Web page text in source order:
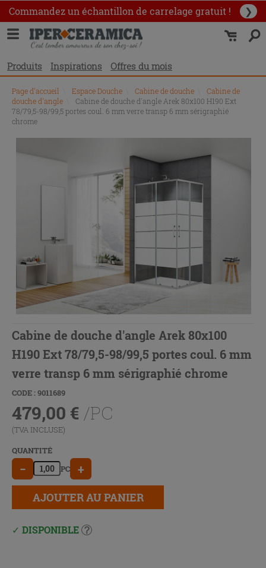
Commandez un échantillon de carrelage gratuit ! ❯
Produits Inspirations Offres du mois
Page d'accueil Espace Douche Cabine de douche
Cabine de
douche d'angle
Cabine de douche d'angle Arek 80x100 H190 Ext
78/79,5-98/99,5 portes coul. 6 mm verre transp 6 mm sérigraphié
chrome
Cabine de douche d'angle Arek 80x100
H190 Ext 78/79,5-98/99,5 portes coul. 6 mm
verre transp 6 mm sérigraphié chrome
CODE : 9011689
479,00 € /PC
(TVA INCLUSE)
QUANTITÉ
− PC +
AJOUTER AU PANIER
DISPONIBLE